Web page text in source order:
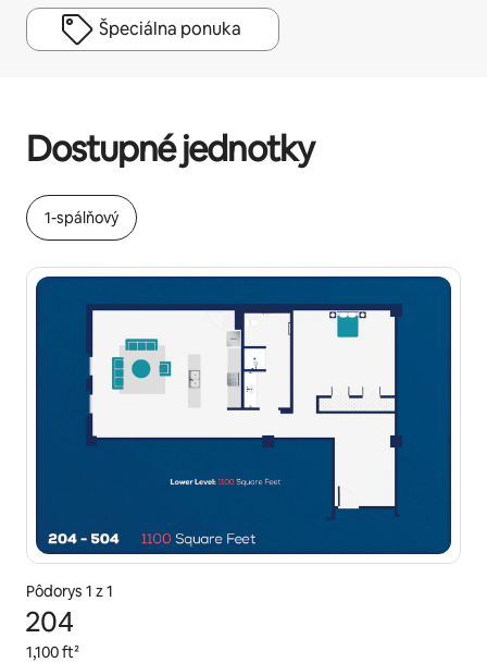
Špeciálna ponuka
Dostupné jednotky
1-spálňový
Pôdorys 1 z 1
204
1,100 ft²